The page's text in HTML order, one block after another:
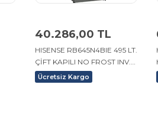
40.286,00 TL
HISENSE RB645N4BIE 495 LT.
ÇİFT KAPILI NO FROST INV.
KOMBİ BUZDOLABI INOX
Ücretsiz Kargo